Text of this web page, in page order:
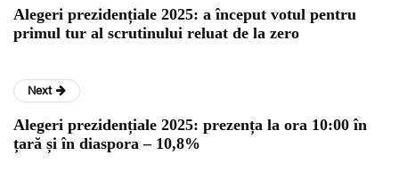
Alegeri prezidențiale 2025: a început votul pentru
primul tur al scrutinului reluat de la zero
Next
Alegeri prezidențiale 2025: prezența la ora 10:00 în
țară și în diaspora – 10,8%